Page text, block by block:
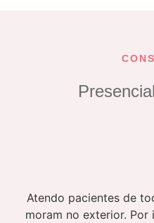
Atendo pacientes de
moram no exterior. Por